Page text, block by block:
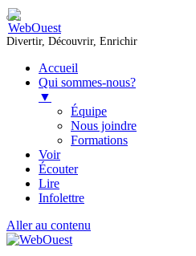
Divertir, Découvrir, Enrichir
Accueil
Qui sommes-nous?
▼
Équipe
Nous joindre
Formations
Voir
Écouter
Lire
Infolettre
Aller au contenu